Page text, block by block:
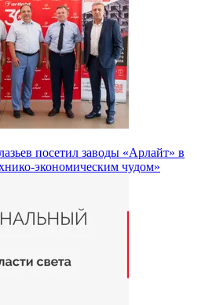
посетил заводы «Арлайт» в
экономическим чудом»